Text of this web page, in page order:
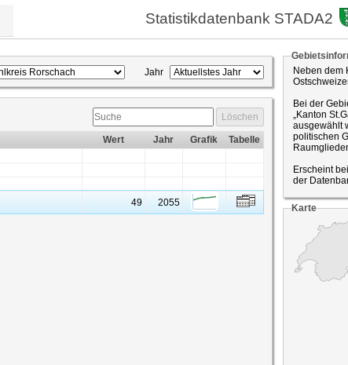
Statistikdatenbank STADA2
Jahr
Löschen
Wert Jahr Grafik
Tabelle
49 2055
Neben dem
Bei der
„Kanton
ausgewählt
politischen
Erscheint
der
Karte